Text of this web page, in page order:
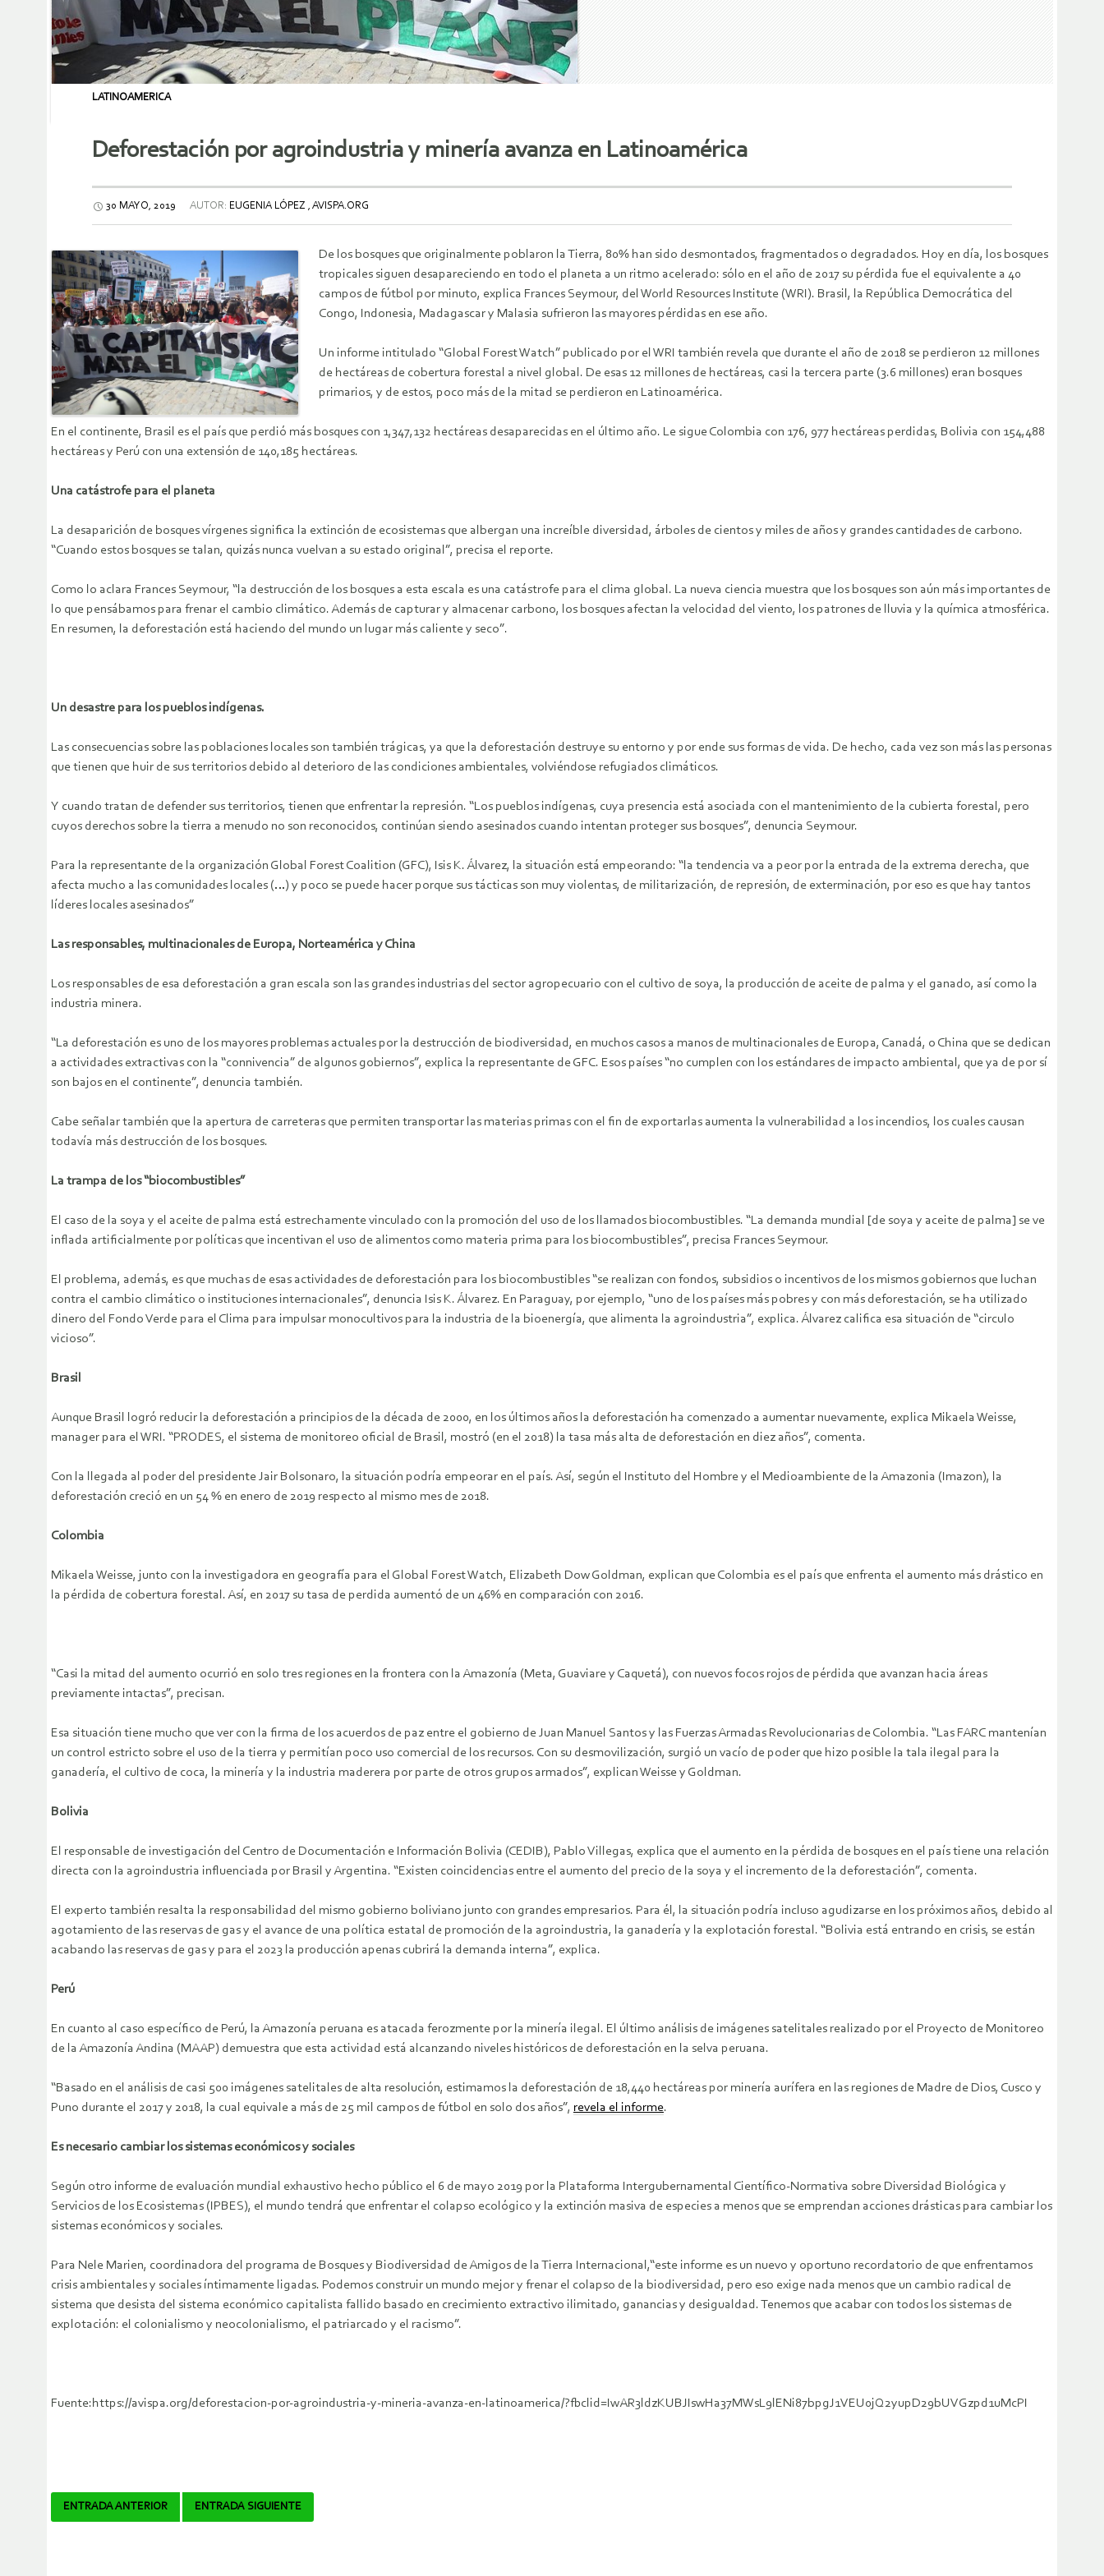
LATINOAMERICA
Deforestación por agroindustria y minería avanza en Latinoamérica
30 MAYO, 2019 AUTOR: EUGENIA LÓPEZ , AVISPA.ORG
De los bosques que originalmente poblaron la Tierra, 80% han sido desmontados, fragmentados o degradados. Hoy en día, los bosques
tropicales siguen desapareciendo en todo el planeta a un ritmo acelerado: sólo en el año de 2017 su pérdida fue el equivalente a 40
campos de fútbol por minuto, explica Frances Seymour, del World Resources Institute (WRI). Brasil, la República Democrática del
Congo, Indonesia, Madagascar y Malasia sufrieron las mayores pérdidas en ese año.
Un informe intitulado “Global Forest Watch” publicado por el WRI también revela que durante el año de 2018 se perdieron 12 millones
de hectáreas de cobertura forestal a nivel global. De esas 12 millones de hectáreas, casi la tercera parte (3.6 millones) eran bosques
primarios, y de estos, poco más de la mitad se perdieron en Latinoamérica.
En el continente, Brasil es el país que perdió más bosques con 1,347,132 hectáreas desaparecidas en el último año. Le sigue Colombia con 176, 977 hectáreas perdidas, Bolivia con 154,488
hectáreas y Perú con una extensión de 140,185 hectáreas.
Una catástrofe para el planeta
La desaparición de bosques vírgenes significa la extinción de ecosistemas que albergan una increíble diversidad, árboles de cientos y miles de años y grandes cantidades de carbono.
“Cuando estos bosques se talan, quizás nunca vuelvan a su estado original”, precisa el reporte.
Como lo aclara Frances Seymour, “ la destrucción de los bosques a esta escala es una catástrofe para el clima global. La nueva ciencia muestra que los bosques son aún más importantes de
lo que pensábamos para frenar el cambio climático. Además de capturar y almacenar carbono, los bosques afectan la velocidad del viento, los patrones de lluvia y la química atmosférica.
En resumen, la deforestación está haciendo del mundo un lugar más caliente y seco”.
Un desastre para los pueblos indígenas.
Las consecuencias sobre las poblaciones locales son también trágicas, ya que la deforestación destruye su entorno y por ende sus formas de vida. De hecho, cada vez son más las personas
que tienen que huir de sus territorios debido al deterioro de las condiciones ambientales, volviéndose refugiados climáticos.
Y cuando tratan de defender sus territorios, tienen que enfrentar la represión. “Los pueblos indígenas, cuya presencia está asociada con el mantenimiento de la cubierta forestal, pero
cuyos derechos sobre la tierra a menudo no son reconocidos, continúan siendo asesinados cuando intentan proteger sus bosques”, denuncia Seymour.
Para la representante de la organización Global Forest Coalition (GFC), Isis K. Álvarez, la situación está empeorando: “la tendencia va a peor por la entrada de la extrema derecha, que
afecta mucho a las comunidades locales (…) y poco se puede hacer porque sus tácticas son muy violentas, de militarización, de represión, de exterminación, por eso es que hay tantos
líderes locales asesinados”
Las responsables, multinacionales de Europa, Norteamérica y China
Los responsables de esa deforestación a gran escala son las grandes industrias del sector agropecuario con el cultivo de soya, la producción de aceite de palma y el ganado, así como la
industria minera.
“La deforestación es uno de los mayores problemas actuales por la destrucción de biodiversidad, en muchos casos a manos de multinacionales de Europa, Canadá, o China que se dedican
a actividades extractivas con la “connivencia” de algunos gobiernos”, explica la representante de GFC. Esos países “no cumplen con los estándares de impacto ambiental, que ya de por sí
son bajos en el continente”, denuncia también.
Cabe señalar también que la apertura de carreteras que permiten transportar las materias primas con el fin de exportarlas aumenta la vulnerabilidad a los incendios, los cuales causan
todavía más destrucción de los bosques.
La trampa de los “biocombustibles”
El caso de la soya y el aceite de palma está estrechamente vinculado con la promoción del uso de los llamados biocombustibles. “La demanda mundial [de soya y aceite de palma] se ve
inflada artificialmente por políticas que incentivan el uso de alimentos como materia prima para los biocombustibles”, precisa Frances Seymour.
El problema, además, es que muchas de esas actividades de deforestación para los biocombustibles “se realizan con fondos, subsidios o incentivos de los mismos gobiernos que luchan
contra el cambio climático o instituciones internacionales”, denuncia Isis K. Álvarez. En Paraguay, por ejemplo, “uno de los países más pobres y con más deforestación, se ha utilizado
dinero del Fondo Verde para el Clima para impulsar monocultivos para la industria de la bioenergía, que alimenta la agroindustria”, explica. Álvarez califica esa situación de “circulo
vicioso”.
Brasil
Aunque Brasil logró reducir la deforestación a principios de la década de 2000, en los últimos años la deforestación ha comenzado a aumentar nuevamente, explica Mikaela Weisse,
manager para el WRI. “PRODES, el sistema de monitoreo oficial de Brasil, mostró (en el 2018) la tasa más alta de deforestación en diez años”, comenta.
Con la llegada al poder del presidente Jair Bolsonaro, la situación podría empeorar en el país. Así, según el Instituto del Hombre y el Medioambiente de la Amazonia (Imazon), la
deforestación creció en un 54 % en enero de 2019 respecto al mismo mes de 2018.
Colombia
Mikaela Weisse, junto con la investigadora en geografía para el Global Forest Watch, Elizabeth Dow Goldman, explican que Colombia es el país que enfrenta el aumento más drástico en
la pérdida de cobertura forestal. Así, en 2017 su tasa de perdida aumentó de un 46% en comparación con 2016.
“Casi la mitad del aumento ocurrió en solo tres regiones en la frontera con la Amazonía (Meta, Guaviare y Caquetá), con nuevos focos rojos de pérdida que avanzan hacia áreas
previamente intactas”, precisan.
Esa situación tiene mucho que ver con la firma de los acuerdos de paz entre el gobierno de Juan Manuel Santos y las Fuerzas Armadas Revolucionarias de Colombia. “Las FARC mantenían
un control estricto sobre el uso de la tierra y permitían poco uso comercial de los recursos. Con su desmovilización, surgió un vacío de poder que hizo posible la tala ilegal para la
ganadería, el cultivo de coca, la minería y la industria maderera por parte de otros grupos armados”, explican Weisse y Goldman.
Bolivia
El responsable de investigación del Centro de Documentación e Información Bolivia (CEDIB), Pablo Villegas, explica que el aumento en la pérdida de bosques en el país tiene una relación
directa con la agroindustria influenciada por Brasil y Argentina. “Existen coincidencias entre el aumento del precio de la soya y el incremento de la deforestación”, comenta.
El experto también resalta la responsabilidad del mismo gobierno boliviano junto con grandes empresarios. Para él, la situación podría incluso agudizarse en los próximos años, debido al
agotamiento de las reservas de gas y el avance de una política estatal de promoción de la agroindustria, la ganadería y la explotación forestal. “Bolivia está entrando en crisis, se están
acabando las reservas de gas y para el 2023 la producción apenas cubrirá la demanda interna”, explica.
Perú
En cuanto al caso específico de Perú, la Amazonía peruana es atacada ferozmente por la minería ilegal. El último análisis de imágenes satelitales realizado por el Proyecto de Monitoreo
de la Amazonía Andina (MAAP) demuestra que esta actividad está alcanzando niveles históricos de deforestación en la selva peruana.
“Basado en el análisis de casi 500 imágenes satelitales de alta resolución, estimamos la deforestación de 18,440 hectáreas por minería aurífera en las regiones de Madre de Dios, Cusco y
Puno durante el 2017 y 2018, la cual equivale a más de 25 mil campos de fútbol en solo dos años”, revela el informe.
Es necesario cambiar los sistemas económicos y sociales
Según otro informe de evaluación mundial exhaustivo hecho público el 6 de mayo 2019 por la Plataforma Intergubernamental Científico-Normativa sobre Diversidad Biológica y
Servicios de los Ecosistemas (IPBES), el mundo tendrá que enfrentar el colapso ecológico y la extinción masiva de especies a menos que se emprendan acciones drásticas para cambiar los
sistemas económicos y sociales.
Para Nele Marien, coordinadora del programa de Bosques y Biodiversidad de Amigos de la Tierra Internacional,“este informe es un nuevo y oportuno recordatorio de que enfrentamos
crisis ambientales y sociales íntimamente ligadas. Podemos construir un mundo mejor y frenar el colapso de la biodiversidad, pero eso exige nada menos que un cambio radical de
sistema que desista del sistema económico capitalista fallido basado en crecimiento extractivo ilimitado, ganancias y desigualdad. Tenemos que acabar con todos los sistemas de
explotación: el colonialismo y neocolonialismo, el patriarcado y el racismo”.
Fuente:https://avispa.org/deforestacion-por-agroindustria-y-mineria-avanza-en-latinoamerica/?fbclid=IwAR3ldzKUBJIswHa37MWsL9lENi87bpgJ1VEU0jQ2yupD29bUVGzpd1uMcPI
Navegador
ENTRADA ANTERIOR ENTRADA SIGUIENTE